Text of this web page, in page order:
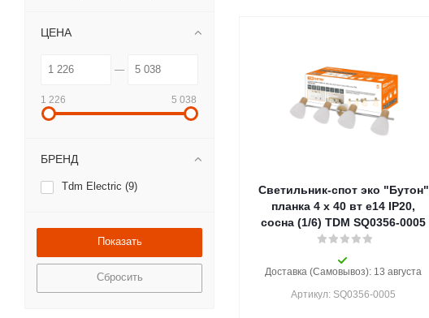
Светильник-спот эко "Бутон"
планка 4 х 40 вт е14 IP20,
сосна (1/6) TDM SQ0356-0005
Доставка (Самовывоз): 13 августа
Артикул: SQ0356-0005
ЦЕНА
1 226 5 038
БРЕНД
Tdm Electric (9)
Сбросить